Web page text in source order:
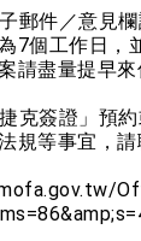
中 奮起的新臺
發表執政周年談
統就職演說影片
部重要言論
郵件／意見
7個工作日，
請盡量提早來
克簽證」預
規等事宜，